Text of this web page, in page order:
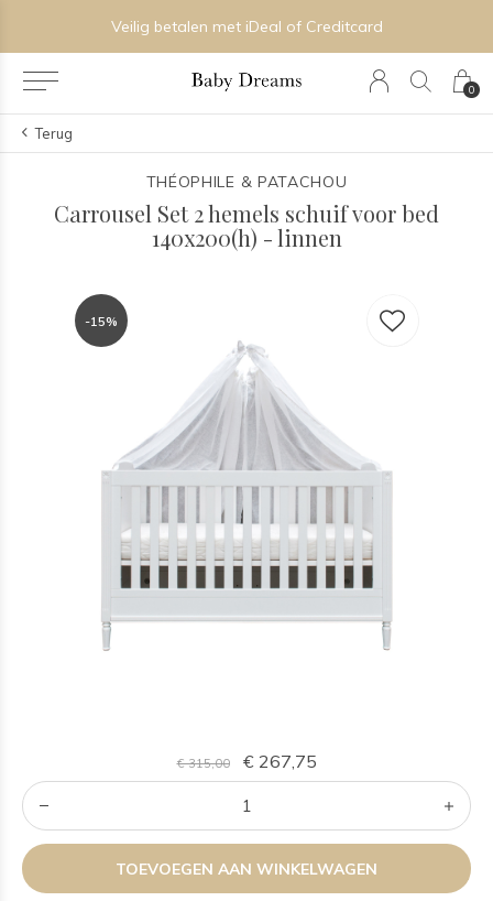
0
Veilig betalen met iDeal of Creditcard
Terug
THÉOPHILE & PATACHOU
Carrousel Set 2 hemels schuif voor bed
140x200(h) - linnen
-15%
€ 315,00 € 267,75
TOEVOEGEN AAN WINKELWAGEN